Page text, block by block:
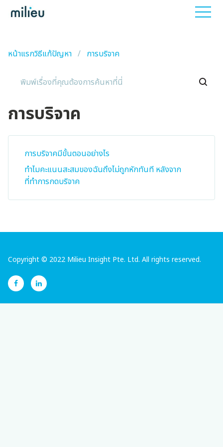
หน้าแรกวิธีแก้ปัญหา การบริจาค
การบริจาค
การบริจาคมีขั้นตอนอย่างไร
ทำไมคะแนนสะสมของฉันถึงไม่ถูกหักทันที หลังจาก
ที่ทำการกดบริจาค
Copyright © 2022 Milieu Insight Pte. Ltd. All rights reserved.